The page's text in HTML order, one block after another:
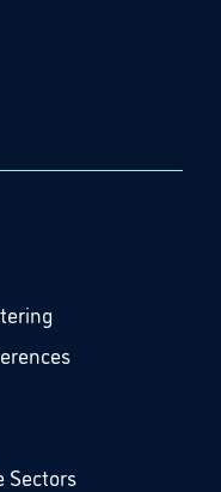
Sectors